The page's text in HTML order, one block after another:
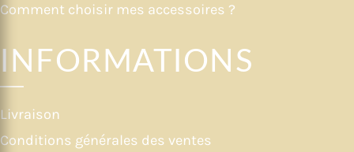
Comment choisir mes accessoires ?
INFORMATIONS
Livraison
Conditions générales des ventes